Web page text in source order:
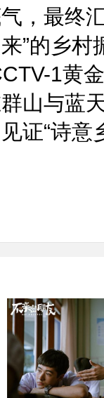
，最终
”的乡村
1黄
山与蓝
证“诗意